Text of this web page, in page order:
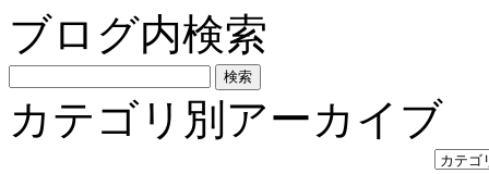
ブログ内検索
カテゴリ別アーカイブ